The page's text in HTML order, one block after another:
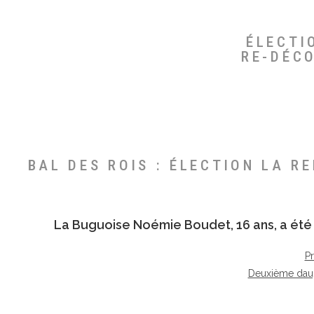
RE-
BAL DES ROIS : ÉLECTION LA
La Buguoise Noémie Boudet, 16 ans, a
Deuxième